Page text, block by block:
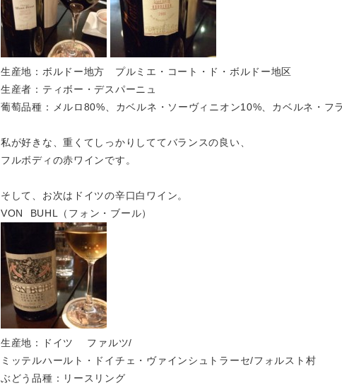
生産地：ボルドー地方 プルミエ・コート・ド・ボルドー地区
生産者：ティボー・デスパーニュ
葡萄品種：メルロ80%、カベルネ・ソーヴィニオン10%、カベルネ・フ
私が好きな、重くてしっかりしててバランスの良い、
フルボディの赤ワインです。
そして、お次はドイツの辛口白ワイン。
VON BUHL（フォン・ブール）
生産地：ドイツ ファルツ/
ミッテルハールト・ドイチェ・ヴァインシュトラーセ/フォルスト村
ぶどう品種：リースリング